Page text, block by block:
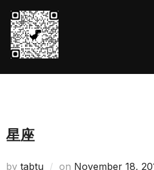
Skip
content
星座
by tabtu on Posted
November 18,